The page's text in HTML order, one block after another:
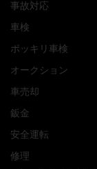
事故対応
車検
ポッキリ車検
オークション
車売却
鈑金
安全運転
修理